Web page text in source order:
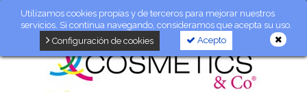
Utilizamos cookies propias y de terceros para mejorar nuestros
servicios. Si continua navegando, consideramos que acepta su uso.
Acepto
Configuración de cookies